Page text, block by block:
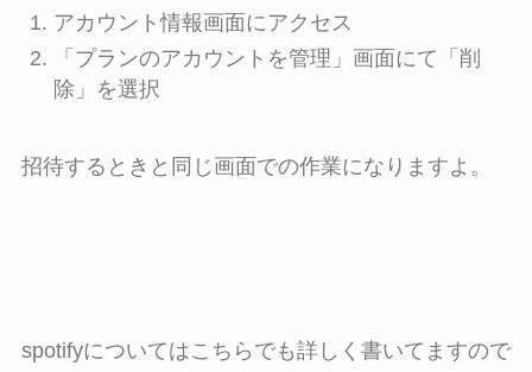
アカウント情報画面にアクセス
「プランのアカウントを管理」画面にて「削
除」を選択
招待するときと同じ画面での作業になりますよ。
spotifyについてはこちらでも詳しく書いてますので